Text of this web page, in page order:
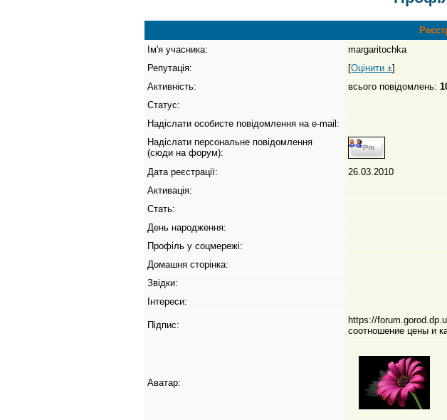
Ім'я учасника:
margaritochka
Репутація:
[Оцінити ±]
Активність:
всього повідомлень:
Статус:
Надіслати особисте повідомлення на e-mail:
Надіслати персональне повідомлення
(сюди на форум):
Дата реєстрації:
26.03.2010
Активація:
Стать:
День народження:
Профіль у соцмережі:
Домашня сторінка:
Звідки:
Інтереси:
Підпис:
https://
соотношение цены и
Аватар: